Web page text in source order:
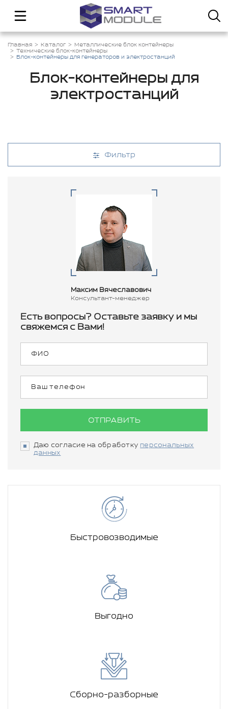
Главная Каталог
Металлические блок контейнеры
Технические блок-контейнеры
Блок-контейнеры для генераторов и электростанций
Блок-контейнеры для
электростанций
Фильтр
Максим Вячеславович
Консультант-менеджер
Есть вопросы? Оставьте заявку и мы
свяжемся с Вами!
ОТПРАВИТЬ
Даю согласие на обработку персональных
данных
Быстровозводимые
Выгодно
Сборно-разборные